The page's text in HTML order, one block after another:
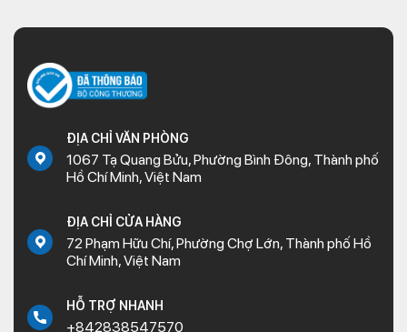
Alpha chính hãng
Wave Alpha 110 từ lâu đã không còn là cái tên quá xa lạ với mọi
người dân Việt Nam, đặc biệt với những ai yêu thích sự bền bỉ,
tiết kiệm và năng động. Dưới đây là sơ lược về dòng xe và chi
tiết bộ dàn nhựa xe Wave Alpha 110:
Sơ lược về dòng xe Wave Alpha 110
suốt 25 năm qua. Theo đó, xe được ra mắt lần đầu tiên vào
năm 1997 với động cơ 97cc, mở ra kỷ nguyên mới cho dòng
xe số bình dân tại thị trường Việt Nam và sở hữu dàn áo xe
Wave alpha đời đầu. Tiếp theo đó, Wave Alpha liên tục cho ra
đời những đời xe khác nhau như:
ĐỊA CHỈ VĂN PHÒNG
1067 Tạ Quang Bửu, Phường Bình Đông, Thành phố
Hồ Chí Minh, Việt Nam
ĐỊA CHỈ CỬA HÀNG
72 Phạm Hữu Chí, Phường Chợ Lớn, Thành phố Hồ
Chí Minh, Việt Nam
HỖ TRỢ NHANH
+842838547570